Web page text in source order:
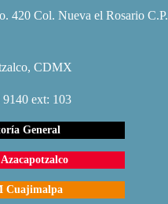
420 Col. Nueva el Rosario C.P.
CDMX
ext: 103
General
Cuajimalpa